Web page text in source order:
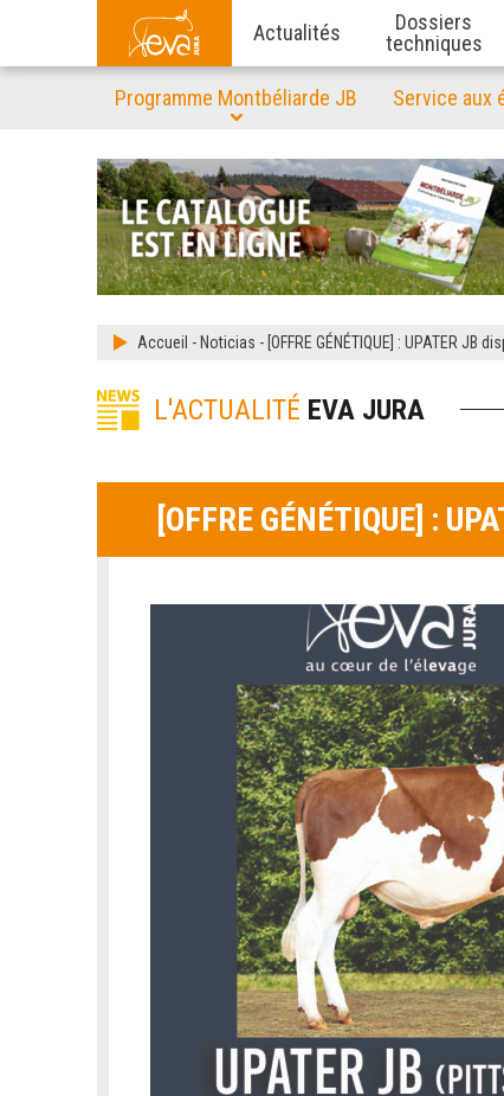
Actualités
Dossiers
techniques
Programme Montbéliarde JB Service aux
Accueil - Noticias - [OFFRE GÉNÉTIQUE] : UPATER JB
L'ACTUALITÉ EVA JURA
[OFFRE GÉNÉTIQUE] :